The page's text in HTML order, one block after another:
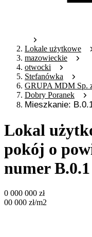
Lokale użytkowe
mazowieckie
otwocki
Stefanówka
GRUPA MDM Sp.
Dobry Poranek
Mieszkanie:
Lokal
pokój o
numer B.0.1
0 000 000 zł
00 000 zł/m2